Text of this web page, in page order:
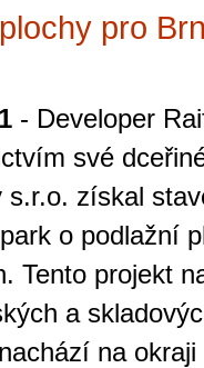
pro
- Developer
své
s.r.o. získal
o podlažní
Tento projekt
a
na
Průvodce
Brno je
zajímavé
restaurace,
kde si
hry. V
nabídku her
pro pravidelné